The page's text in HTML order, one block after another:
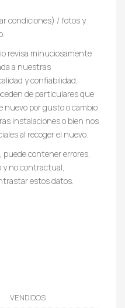
condiciones) / fotos y
revisa minuciosamente
a nuestras
y confiabilidad,
de particulares que
nuevo por gusto o cambio
instalaciones o bien nos
al recoger el nuevo.
contener errores,
no contractual,
estos datos.
VENDIDOS